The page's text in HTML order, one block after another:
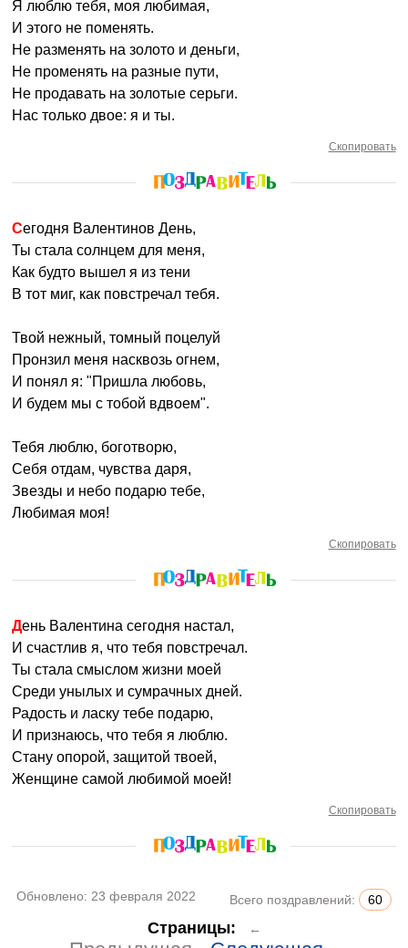
Я люблю тебя, моя любимая,
И этого не поменять.
Не разменять на золото и деньги,
Не променять на разные пути,
Не продавать на золотые серьги.
Нас только двое: я и ты.
Скопировать
Сегодня Валентинов День,
Ты стала солнцем для меня,
Как будто вышел я из тени
В тот миг, как повстречал тебя.
Твой нежный, томный поцелуй
Пронзил меня насквозь огнем,
И понял я: "Пришла любовь,
И будем мы с тобой вдвоем".
Тебя люблю, боготворю,
Себя отдам, чувства даря,
Звезды и небо подарю тебе,
Любимая моя!
Скопировать
День Валентина сегодня настал,
И счастлив я, что тебя повстречал.
Ты стала смыслом жизни моей
Среди унылых и сумрачных дней.
Радость и ласку тебе подарю,
И признаюсь, что тебя я люблю.
Стану опорой, защитой твоей,
Женщине самой любимой моей!
Скопировать
Обновлено: 23 февраля 2022 Всего поздравлений: 60
Страницы: ←